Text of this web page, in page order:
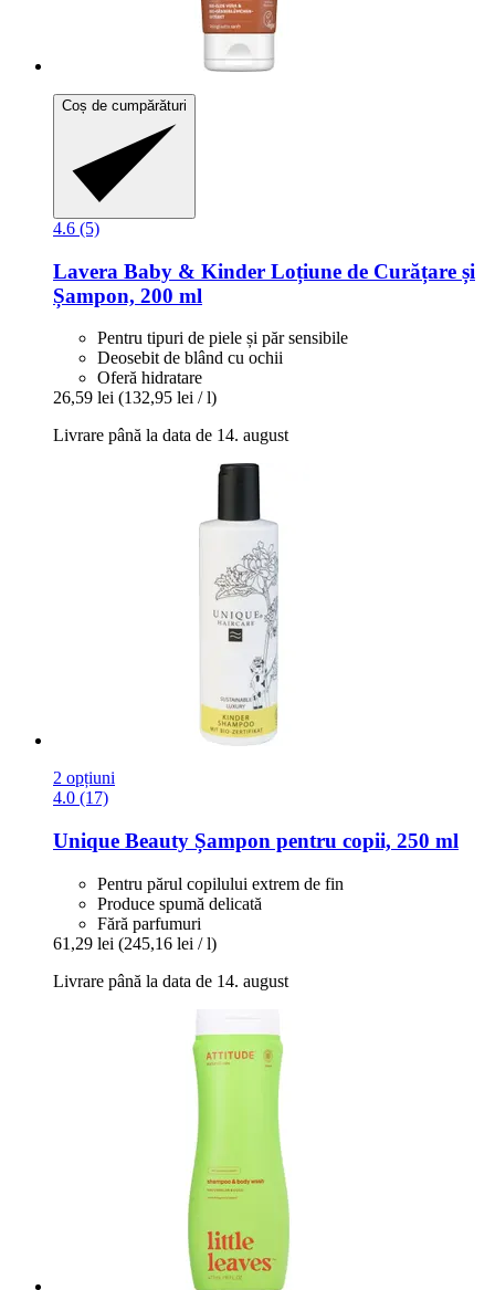
Coș de cumpărături
4.6 (5)
Lavera Baby & Kinder Loțiune de Curățare și
Șampon, 200 ml
Pentru tipuri de piele și păr sensibile
Deosebit de blând cu ochii
Oferă hidratare
26,59 lei (132,95 lei / l)
Livrare până la data de 14. august
2 opțiuni
4.0 (17)
Unique Beauty Șampon pentru copii, 250 ml
Pentru părul copilului extrem de fin
Produce spumă delicată
Fără parfumuri
61,29 lei (245,16 lei / l)
Livrare până la data de 14. august